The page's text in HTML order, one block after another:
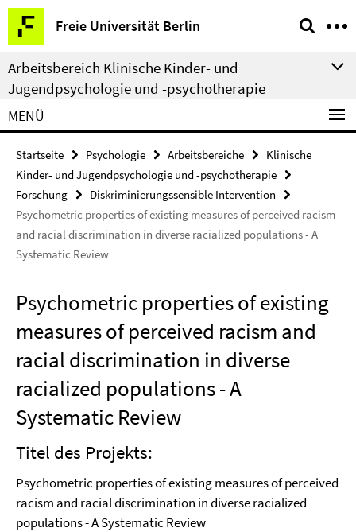
Springe
direkt
zu
Inhalt
Freie Universität Berlin
Service-
Navigation
Arbeitsbereich Klinische Kinder- und
Jugendpsychologie und -psychotherapie
MENÜ
Startseite Psychologie Arbeitsbereiche
Klinische
Kinder- und Jugendpsychologie und -psychotherapie
Forschung
Diskriminierungssensible Intervention
Psychometric properties of existing measures of perceived racism
and racial discrimination in diverse racialized populations - A
Systematic Review
Psychometric properties of existing
measures of perceived racism and
racial discrimination in diverse
racialized populations - A
Systematic Review
Titel des Projekts:
Psychometric properties of existing measures of perceived
racism and racial discrimination in diverse racialized
populations - A Systematic Review